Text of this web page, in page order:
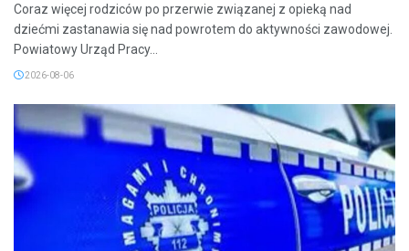
Coraz więcej rodziców po przerwie związanej z opieką nad
dziećmi zastanawia się nad powrotem do aktywności zawodowej.
Powiatowy Urząd Pracy...
2026-08-06